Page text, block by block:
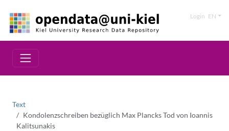
Login EN
Text
Kondolenzschreiben bezüglich Max Plancks Tod von Ioannis
Kalitsunakis